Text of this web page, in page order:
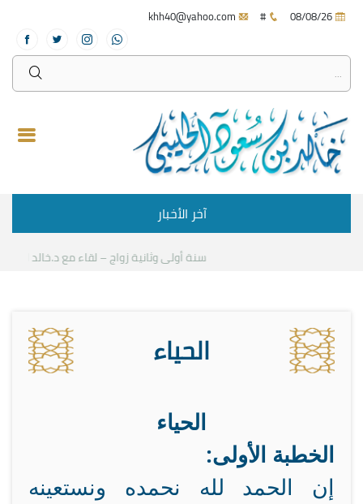
#
آخر الأخبار
سنة أولى وثانية زواج – لقاء مع د.خالد الحليبي
الحياء
الحياء
الخطبة الأولى:
إن الحمد لله نحمده ونستعينه